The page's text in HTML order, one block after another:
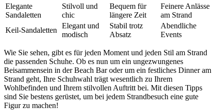
Elegante
Sandaletten
Stilvoll und
chic
Bequem für
längere Zeit
Feinere Anlässe
am Strand
Keil-Sandaletten
Elegant und
modisch
Stabil trotz
Absatz
Abendliche
Events
Wie Sie sehen, gibt es für jeden Moment und jeden Stil am Strand
die passenden Schuhe. Ob es nun um ein ungezwungenes
Beisammensein in der Beach Bar oder um ein festliches Dinner am
Strand geht, Ihre Schuhwahl trägt wesentlich zu Ihrem
Wohlbefinden und Ihrem stilvollen Auftritt bei. Mit diesen Tipps
sind Sie bestens gerüstet, um bei jedem Strandbesuch eine gute
Figur zu machen!